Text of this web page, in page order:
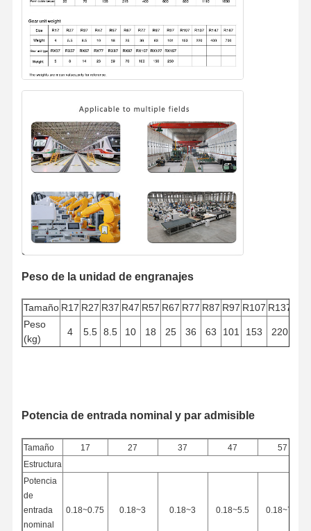
Peso de la unidad de engranajes
Tamaño R17 R27 R37 R47 R57 R67 R77 R87 R97 R107 R137
Peso
(kg)
4 5.5 8.5 10 18 25 36 63 101 153 220
Potencia de entrada nominal y par admisible
Tamaño 17 27 37 47
57
Estructura
Potencia
de
entrada
nominal
0.18~0.75 0.18~3 0.18~3 0.18~5.5 0.18~7.5